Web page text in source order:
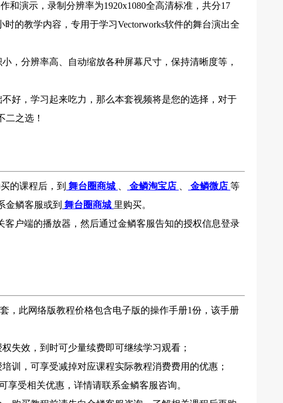
和演示，录制分辨率为1920x1080全高清标准，共分17
的教学内容，专用于学习Vectorworks软件的舞台演出全
分辨率高、自动缩放各种屏幕尺寸，保持清晰度等，
好，学习起来吃力，那么本套视频将是您的选择，对于
二之选！
的课程后，到 舞台圈商城 金鳞淘宝店 金鳞微店 等
金鳞客服或到 舞台圈商城 里购买。
客户端的播放器，然后通过金鳞客服告知的授权信息登录
，此网络版教程价格包含电子版的操作手册1份，该手册
失效，到时可少量续费即可继续学习观看；
，可享受减掉对应课程实际教程消费费用的优惠；
受相关优惠，详情请联系金鳞客服咨询。